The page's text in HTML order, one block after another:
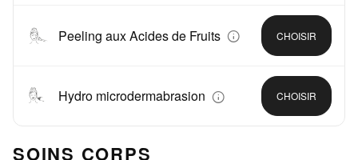
Peeling aux Acides de Fruits CHOISIR
Hydro microdermabrasion CHOISIR
SOINS CORPS